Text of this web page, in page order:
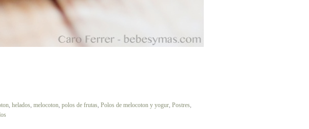
, helados, melocoton, polos de frutas, Polos de melocoton y yogur, Postres,